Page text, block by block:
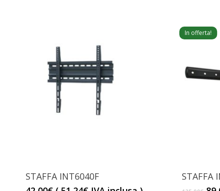
STAFFA INT6040F
In offerta!
STAFFA